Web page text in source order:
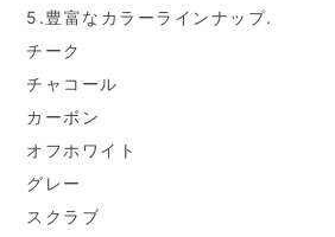
5.豊富なカラーラインナップ.
チーク
チャコール
カーボン
オフホワイト
グレー
スクラブ